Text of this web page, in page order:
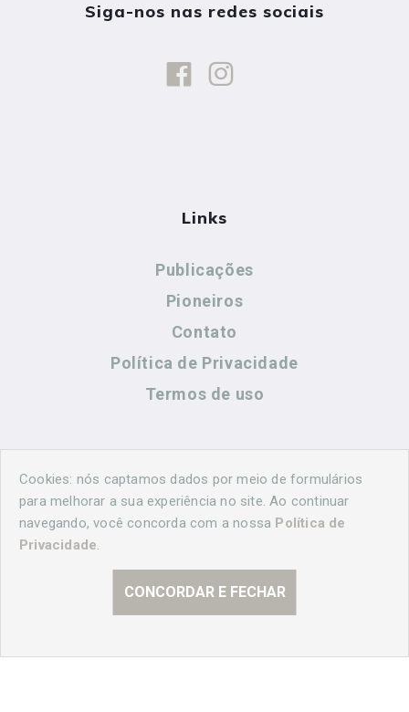
Siga-nos nas redes sociais
Links
Publicações
Pioneiros
Contato
Política de Privacidade
Termos de uso
Contato
(44) 99883-8883
Cookies: nós captamos dados por meio de formulários
para melhorar a sua experiência no site. Ao continuar
navegando, você concorda com a nossa Política de
Privacidade.
CONCORDAR E FECHAR